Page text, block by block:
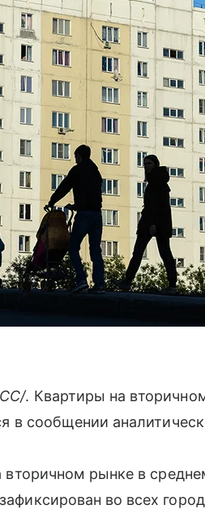
. Квартиры на
в сообщении
вторичном рынке в
во всех